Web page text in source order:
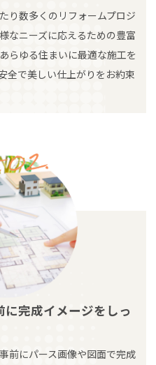
り数多くのリフォームプロジ
なニーズに応えるための豊富
らゆる住まいに最適な施工を
全で美しい仕上がりをお約束
完成イメージをしっ
前にパース画像や図面で完成